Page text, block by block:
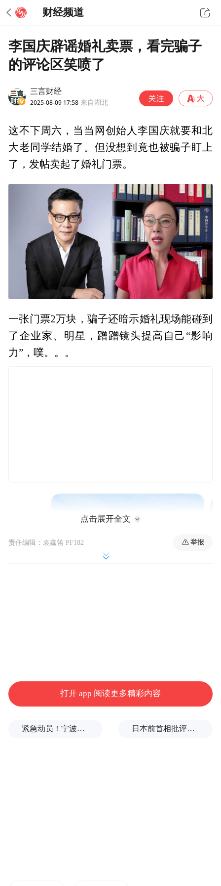
财经频道
李国庆辟谣婚礼卖票，看完骗子
的评论区笑喷了
三言财经
2025-08-09 17:58 来自湖北
这不下周六，当当网创始人李国庆就要和北
大老同学结婚了。但没想到竟也被骗子盯上
了，发帖卖起了婚礼门票。
一张门票2万块，骗子还暗示婚礼现场能碰到
了企业家、明星，蹭蹭镜头提高自己“影响
力”，噗。。。
点击展开全文
责任编辑：袁鑫笛 PF182 举报
打开 app 阅读更多精彩内容
紧急动员！宁波、温州、金华、舟山、台州、丽水等市市长，发表电视讲话 日本前首相批评高市在处理中美关系上缺乏战略